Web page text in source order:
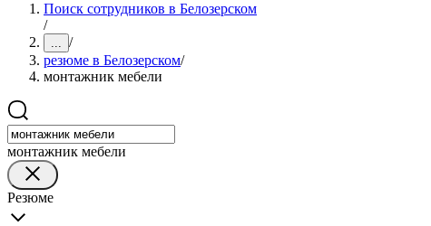
Поиск сотрудников в Белозерском
/
... /
резюме в Белозерском/
монтажник мебели
монтажник мебели
Резюме